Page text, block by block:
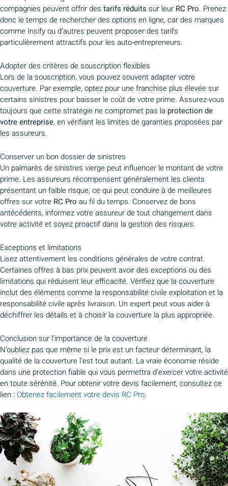
compagnies peuvent offrir des tarifs réduits sur leur RC Pro. Prenez
donc le temps de rechercher des options en ligne, car des marques
comme Insify ou d’autres peuvent proposer des tarifs
particulièrement attractifs pour les auto-entrepreneurs.
Adopter des critères de souscription flexibles
Lors de la souscription, vous pouvez souvent adapter votre
couverture. Par exemple, optez pour une franchise plus élevée sur
certains sinistres pour baisser le coût de votre prime. Assurez-vous
toujours que cette stratégie ne compromet pas la protection de
votre entreprise, en vérifiant les limites de garanties proposées par
les assureurs.
Conserver un bon dossier de sinistres
Un palmarès de sinistres vierge peut influencer le montant de votre
prime. Les assureurs récompensent généralement les clients
présentant un faible risque, ce qui peut conduire à de meilleures
offres sur votre RC Pro au fil du temps. Conservez de bons
antécédents, informez votre assureur de tout changement dans
votre activité et soyez proactif dans la gestion des risques.
Exceptions et limitations
Lisez attentivement les conditions générales de votre contrat.
Certaines offres à bas prix peuvent avoir des exceptions ou des
limitations qui réduisent leur efficacité. Vérifiez que la couverture
inclut des éléments comme la responsabilité civile exploitation et la
responsabilité civile après livraison. Un expert peut vous aider à
déchiffrer les détails et à choisir la couverture la plus appropriée.
Conclusion sur l’importance de la couverture
N’oubliez pas que même si le prix est un facteur déterminant, la
qualité de la couverture l’est tout autant. La vraie économie réside
dans une protection fiable qui vous permettra d’exercer votre activité
en toute sérénité. Pour obtenir votre devis facilement, consultez ce
lien : Obtenez facilement votre devis RC Pro.